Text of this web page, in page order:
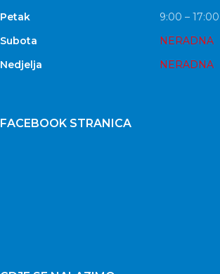
Petak
9:00 – 17:00
Subota
NERADNA
Nedjelja
NERADNA
FACEBOOK STRANICA